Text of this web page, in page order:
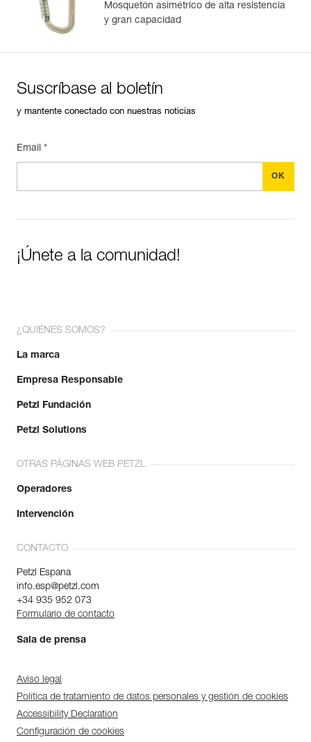
Mosquetón asimétrico de alta resistencia
y gran capacidad
Suscríbase al boletín
y mantente conectado con nuestras noticias
Email *
¡Únete a la comunidad!
¿QUIÉNES SOMOS?
La marca
Empresa Responsable
Petzl Fundación
Petzl Solutions
OTRAS PÁGINAS WEB PETZL
Operadores
Intervención
CONTACTO
Petzl Espana
info.esp@petzl.com
+34 935 952 073
Formulario de contacto
Sala de prensa
Aviso legal
Política de tratamiento de datos personales y gestión de cookies
Accessibility Declaration
Configuración de cookies